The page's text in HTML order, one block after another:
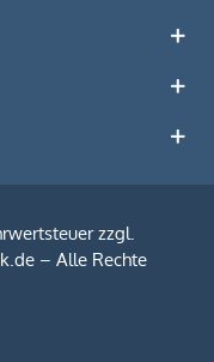
zzgl.
– Alle Rechte